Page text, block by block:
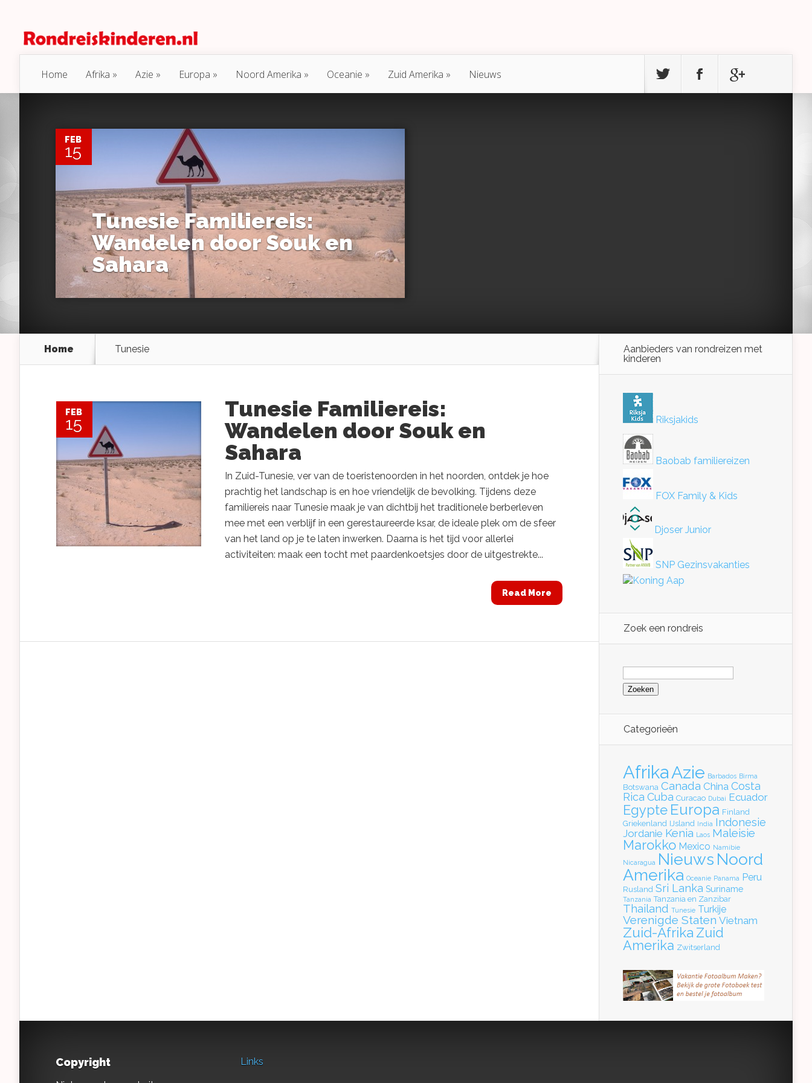
Home Afrika Azie Europa Noord Amerika Oceanie Zuid Amerika Nieuws
FEB
15
Tunesie Familiereis:
Wandelen door Souk en
Sahara
Home Tunesie
FEB
15
Tunesie Familiereis:
Wandelen door Souk en
Sahara
In Zuid-Tunesie, ver van de toeristenoorden in het noorden, ontdek je hoe
prachtig het landschap is en hoe vriendelijk de bevolking. Tijdens deze
familiereis naar Tunesie maak je van dichtbij het traditionele berberleven
mee met een verblijf in een gerestaureerde ksar, de ideale plek om de sfeer
van het land op je te laten inwerken. Daarna is het tijd voor allerlei
activiteiten: maak een tocht met paardenkoetsjes door de uitgestrekte...
Read More
Aanbieders van rondreizen met
kinderen
Riksjakids
Baobab familiereizen
FOX Family & Kids
Djoser Junior
SNP Gezinsvakanties
Koning Aap
Zoek een rondreis
Zoeken
naar:
Categorieën
AfrikaAzie Barbados Birma
Botswana Canada China Costa
Rica Cuba Curacao Dubai Ecuador
Egypte Europa Finland
Griekenland IJsland India Indonesie
Jordanie Kenia Laos Maleisie
Marokko Mexico Namibie
Nicaragua Nieuws Noord
Amerika Oceanie Panama Peru
Rusland Sri Lanka Suriname
Tanzania Tanzania en Zanzibar
Thailand Tunesie Turkije
Verenigde Staten Vietnam
Zuid-Afrika Zuid
Amerika Zwitserland
Copyright Links